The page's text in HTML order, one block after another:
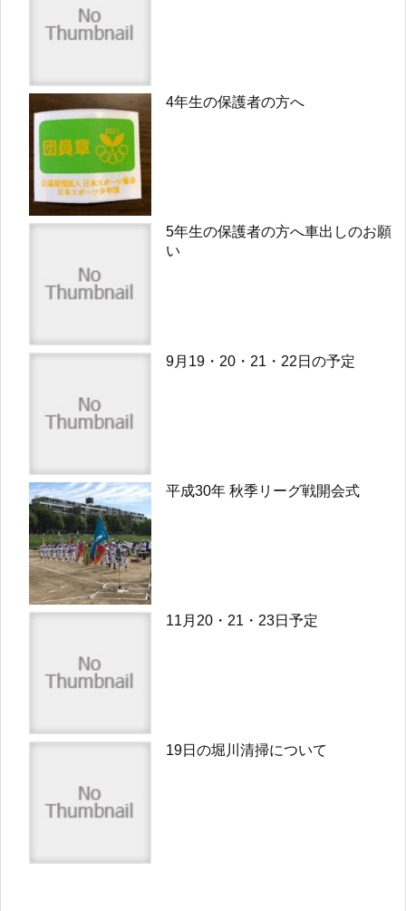
4年生の保護者の方へ
5年生の保護者の方へ車出しのお願
い
9月19・20・21・22日の予定
平成30年 秋季リーグ戦開会式
11月20・21・23日予定
19日の堀川清掃について